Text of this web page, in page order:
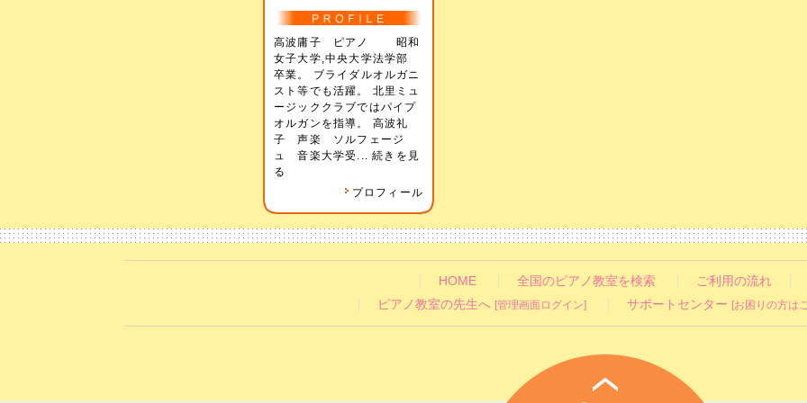
高波庸子 ピアノ 昭和
女子大学,中央大学法学部
卒業。 ブライダルオルガニ
スト等でも活躍。 北里ミュ
ージッククラブではパイプ
オルガンを指導。 高波礼
子 声楽 ソルフェージ
ュ 音楽大学受...続きを見
る
プロフィール
HOME 全国のピアノ教室を検索
ご利用の流れ
ピアノ教室の先生へ [管理画面ログイン] サポートセンター [お困りの方は